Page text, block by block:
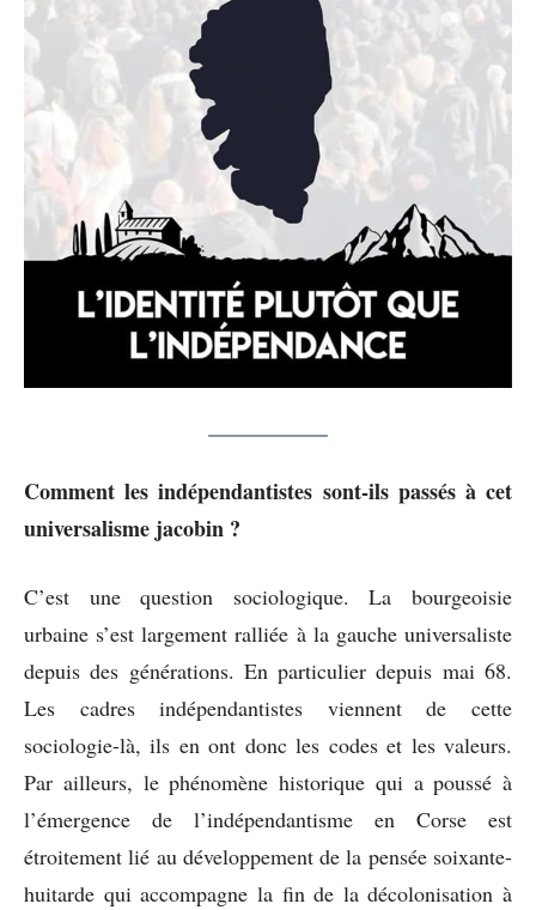
Comment les indépendantistes sont-ils passés à cet
universalisme jacobin ?
C’est une question sociologique. La bourgeoisie
urbaine s’est largement ralliée à la gauche universaliste
depuis des générations. En particulier depuis mai 68.
Les cadres indépendantistes viennent de cette
sociologie-là, ils en ont donc les codes et les valeurs.
Par ailleurs, le phénomène historique qui a poussé à
l’émergence de l’indépendantisme en Corse est
étroitement lié au développement de la pensée soixante-
huitarde qui accompagne la fin de la décolonisation à